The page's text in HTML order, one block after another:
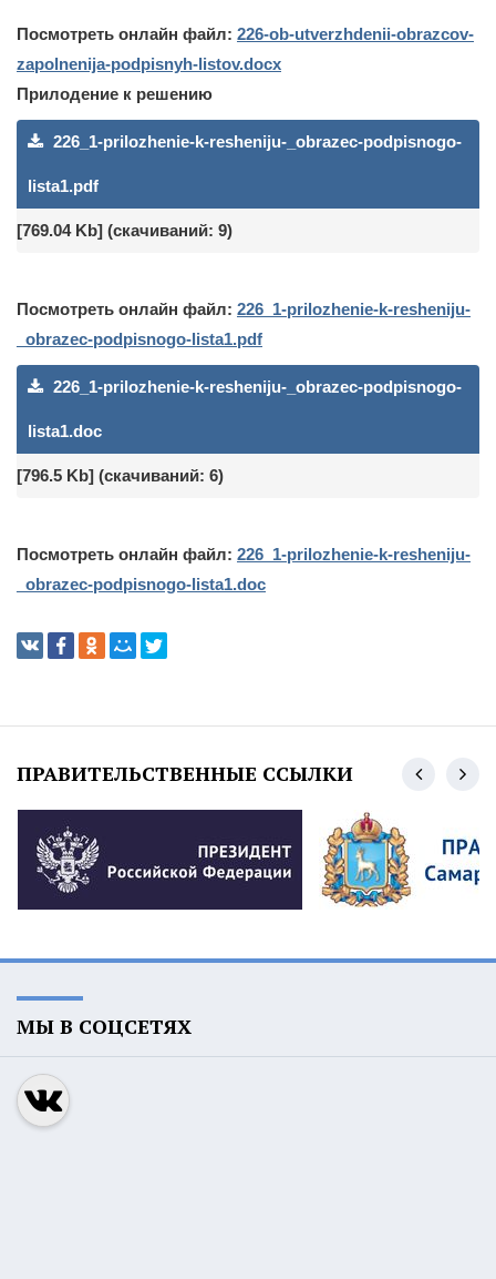
Посмотреть онлайн файл: 226-ob-utverzhdenii-obrazcov-
zapolnenija-podpisnyh-listov.docx
Прилодение к решению
226_1-prilozhenie-k-resheniju-_obrazec-podpisnogo-
lista1.pdf
[769.04 Kb] (cкачиваний: 9)
Посмотреть онлайн файл: 226_1-prilozhenie-k-resheniju-
_obrazec-podpisnogo-lista1.pdf
226_1-prilozhenie-k-resheniju-_obrazec-podpisnogo-
lista1.doc
[796.5 Kb] (cкачиваний: 6)
Посмотреть онлайн файл: 226_1-prilozhenie-k-resheniju-
_obrazec-podpisnogo-lista1.doc
ПРАВИТЕЛЬСТВЕННЫЕ ССЫЛКИ
МЫ В СОЦСЕТЯХ